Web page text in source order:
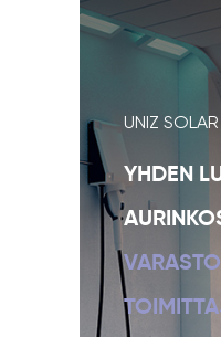
UNIZ SOLAR
YHDEN